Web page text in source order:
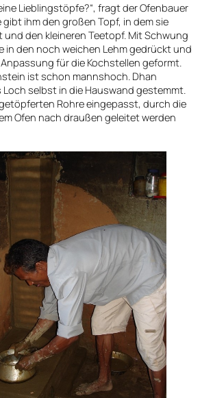
Lieblingstöpfe?“, fragt der Ofenbauer
gibt ihm den großen Topf, in dem sie
und den kleineren Teetopf. Mit Schwung
in den noch weichen Lehm gedrückt und
für die Kochstellen geformt.
ist schon mannshoch. Dhan
Loch selbst in die Hauswand gestemmt.
Rohre eingepasst, durch die
Ofen nach draußen geleitet werden